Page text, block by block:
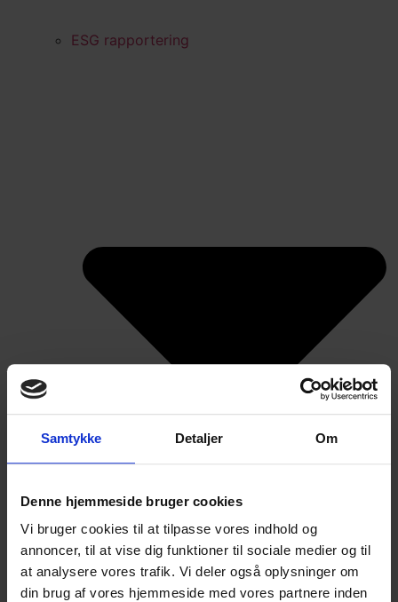
Samtykke Detaljer Om
Denne hjemmeside bruger cookies
Vi bruger cookies til at tilpasse vores indhold og
annoncer, til at vise dig funktioner til sociale medier og til
at analysere vores trafik. Vi deler også oplysninger om
din brug af vores hjemmeside med vores partnere inden
ESG rapportering
CO2 regnskab